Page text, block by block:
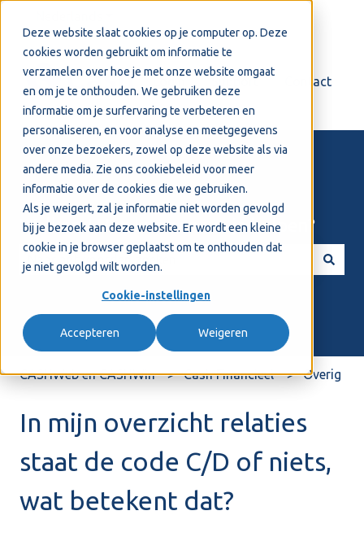
Deze website slaat cookies op je computer op. Deze
cookies worden gebruikt om informatie te
verzamelen over hoe je met onze website omgaat
en om je te onthouden. We gebruiken deze
informatie om je surfervaring te verbeteren en
personaliseren, en voor analyse en meetgegevens
over onze bezoekers, zowel op deze website als via
andere media. Zie ons cookiebeleid voor meer
informatie over de cookies die we gebruiken.
Als je weigert, zal je informatie niet worden gevolgd
bij je bezoek aan deze website. Er wordt een kleine
cookie in je browser geplaatst om te onthouden dat
je niet gevolgd wilt worden.
Cookie-instellingen
Accepteren Weigeren
Support Contact
Welkom! Hoe kunnen we je helpen?
CASHWeb en CASHWin Cash Financieel Overig
In mijn overzicht relaties
staat de code C/D of niets,
wat betekent dat?